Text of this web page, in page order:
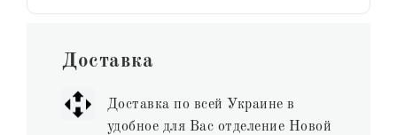
Доставка
Доставка по всей Украине в
удобное для Вас отделение Новой